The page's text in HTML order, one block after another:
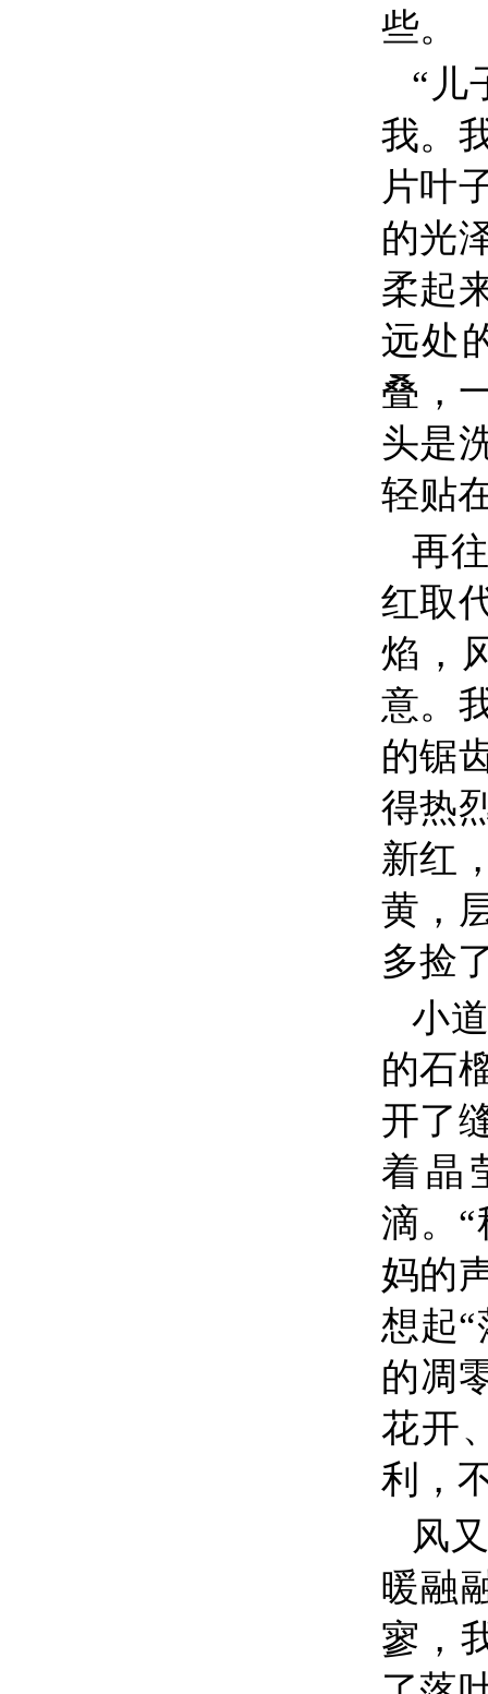
些。
“儿
我。
片叶
的光
柔起
远处
叠，
头是
轻贴
再
红取
焰，
意。
的锯
得热
新红
黄，
多捡
小
的石
开了
着晶
滴。
妈的
想起
的凋
花开
利，
风
暖融
寥，